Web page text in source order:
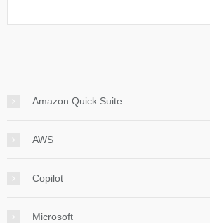
Amazon Quick Suite
AWS
Copilot
Microsoft